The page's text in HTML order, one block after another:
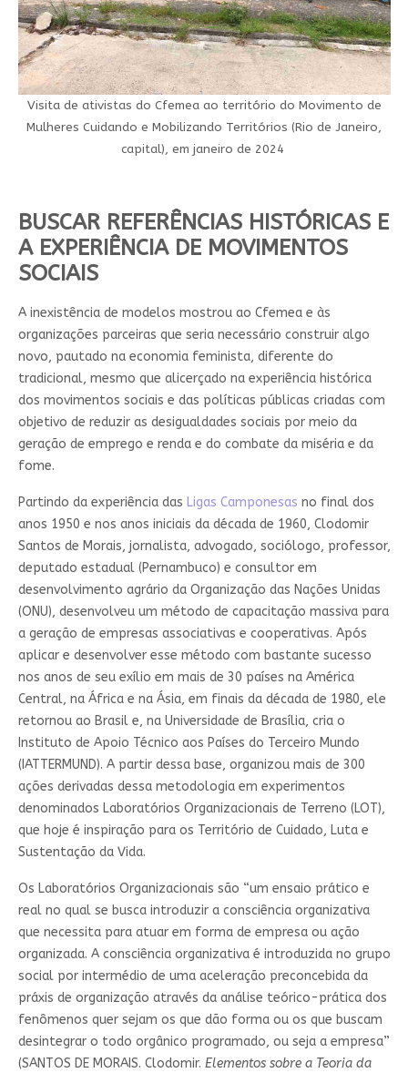
Visita de ativistas do Cfemea ao território do Movimento de
Mulheres Cuidando e Mobilizando Territórios (Rio de Janeiro,
capital), em janeiro de 2024
BUSCAR REFERÊNCIAS HISTÓRICAS E
A EXPERIÊNCIA DE MOVIMENTOS
SOCIAIS
A inexistência de modelos mostrou ao Cfemea e às
organizações parceiras que seria necessário construir algo
novo, pautado na economia feminista, diferente do
tradicional, mesmo que alicerçado na experiência histórica
dos movimentos sociais e das políticas públicas criadas com
objetivo de reduzir as desigualdades sociais por meio da
geração de emprego e renda e do combate da miséria e da
fome.
Partindo da experiência das Ligas Camponesas no final dos
anos 1950 e nos anos iniciais da década de 1960, Clodomir
Santos de Morais, jornalista, advogado, sociólogo, professor,
deputado estadual (Pernambuco) e consultor em
desenvolvimento agrário da Organização das Nações Unidas
(ONU), desenvolveu um método de capacitação massiva para
a geração de empresas associativas e cooperativas. Após
aplicar e desenvolver esse método com bastante sucesso
nos anos de seu exílio em mais de 30 países na América
Central, na África e na Ásia, em finais da década de 1980, ele
retornou ao Brasil e, na Universidade de Brasília, cria o
Instituto de Apoio Técnico aos Países do Terceiro Mundo
(IATTERMUND). A partir dessa base, organizou mais de 300
ações derivadas dessa metodologia em experimentos
denominados Laboratórios Organizacionais de Terreno (LOT),
que hoje é inspiração para os Território de Cuidado, Luta e
Sustentação da Vida.
Os Laboratórios Organizacionais são “um ensaio prático e
real no qual se busca introduzir a consciência organizativa
que necessita para atuar em forma de empresa ou ação
organizada. A consciência organizativa é introduzida no grupo
social por intermédio de uma aceleração preconcebida da
práxis de organização através da análise teórico-prática dos
fenômenos quer sejam os que dão forma ou os que buscam
desintegrar o todo orgânico programado, ou seja a empresa”
(SANTOS DE MORAIS. Clodomir. Elementos sobre a Teoria da